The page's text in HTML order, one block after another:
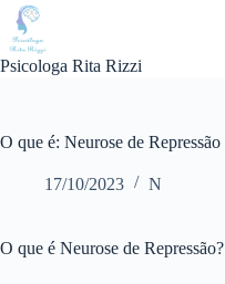
Pular
para
conteúdo
Psicologa Rita Rizzi
O que é: Neurose de Repressão
17/10/2023 N
O que é Neurose de Repressão?